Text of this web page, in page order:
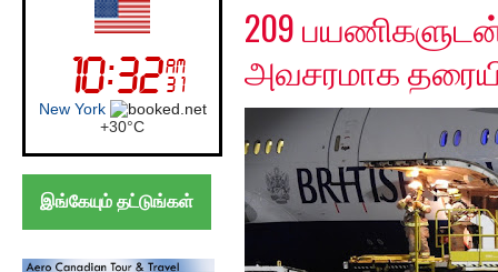
London
+24°C
இங்கேயும் தட்டுங்கள்
209
அவசரமாக